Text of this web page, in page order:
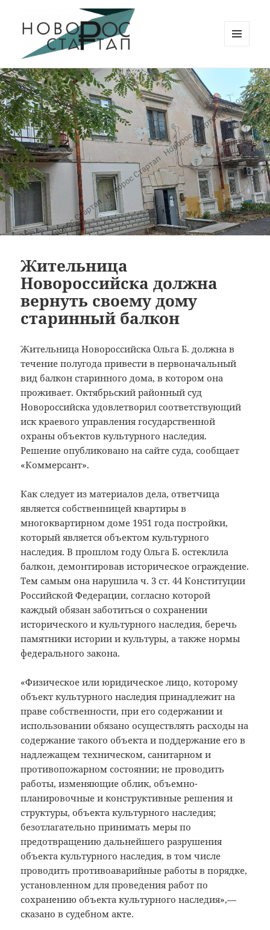
Новорос Стартап
ВИДЖЕТЫ
Жительница
Новороссийска должна
вернуть своему дому
старинный балкон
Жительница Новороссийска Ольга Б. должна в
течение полугода привести в первоначальный
вид балкон старинного дома, в котором она
проживает. Октябрьский районный суд
Новороссийска удовлетворил соответствующий
иск краевого управления государственной
охраны объектов культурного наследия.
Решение опубликовано на сайте суда, сообщает
«Коммерсант».
Как следует из материалов дела, ответчица
является собственницей квартиры в
многоквартирном доме 1951 года постройки,
который является объектом культурного
наследия. В прошлом году Ольга Б. остеклила
балкон, демонтировав историческое ограждение.
Тем самым она нарушила ч. 3 ст. 44 Конституции
Российской Федерации, согласно которой
каждый обязан заботиться о сохранении
исторического и культурного наследия, беречь
памятники истории и культуры, а также нормы
федерального закона.
«Физическое или юридическое лицо, которому
объект культурного наследия принадлежит на
праве собственности, при его содержании и
использовании обязано осуществлять расходы на
содержание такого объекта и поддержание его в
надлежащем техническом, санитарном и
противопожарном состоянии; не проводить
работы, изменяющие облик, объемно-
планировочные и конструктивные решения и
структуры, объекта культурного наследия;
безотлагательно принимать меры по
предотвращению дальнейшего разрушения
объекта культурного наследия, в том числе
проводить противоаварийные работы в порядке,
установленном для проведения работ по
сохранению объекта культурного наследия»,—
сказано в судебном акте.